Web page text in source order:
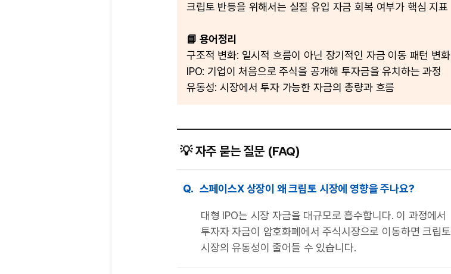
크립토 반등을 위해서는 실질 유입 자금 회복 여부가 핵심 지표
📘 용어정리
구조적 변화: 일시적 흐름이 아닌 장기적인 자금 이동 패턴 변화
IPO: 기업이 처음으로 주식을 공개해 투자금을 유치하는 과정
유동성: 시장에서 투자 가능한 자금의 총량과 흐름
💡 자주 묻는 질문 (FAQ)
Q. 스페이스X 상장이 왜 크립토 시장에 영향을 주나요?
대형 IPO는 시장 자금을 대규모로 흡수합니다. 이 과정에서
투자자 자금이 암호화폐에서 주식시장으로 이동하면 크립토
시장의 유동성이 줄어들 수 있습니다.